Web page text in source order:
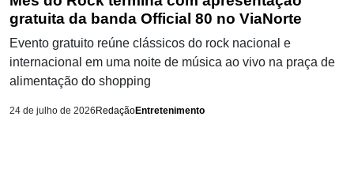
gratuita da banda Official 80 no ViaNorte
Evento gratuito reúne clássicos do rock nacional e
internacional em uma noite de música ao vivo na praça de
alimentação do shopping
24 de julho de 2026 RedaçãoEntretenimento